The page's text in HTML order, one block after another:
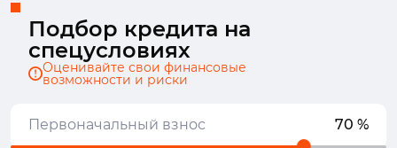
Подбор кредита на
спецусловиях
Оценивайте свои финансовые
возможности и риски
Первоначальный взнос 70 %